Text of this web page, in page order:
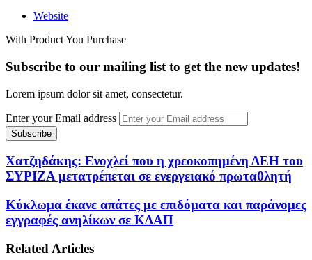
Website
With Product You Purchase
Subscribe to our mailing list to get the new updates!
Lorem ipsum dolor sit amet, consectetur.
Enter your Email address
Χατζηδάκης: Ενοχλεί που η χρεοκοπημένη ΔΕΗ του
ΣΥΡΙΖΑ μετατρέπεται σε ενεργειακό πρωταθλητή
Κύκλωμα έκανε απάτες με επιδόματα και παράνομες
εγγραφές ανηλίκων σε ΚΔΑΠ
Related Articles